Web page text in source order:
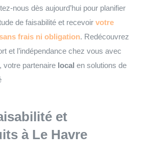
nous dès aujourd’hui pour planifier
de faisabilité et recevoirvotre
frais ni obligation. Redécouvrez
et l’indépendance chez vous avec
, votre partenaire local en solutions de
et
à Le Havre